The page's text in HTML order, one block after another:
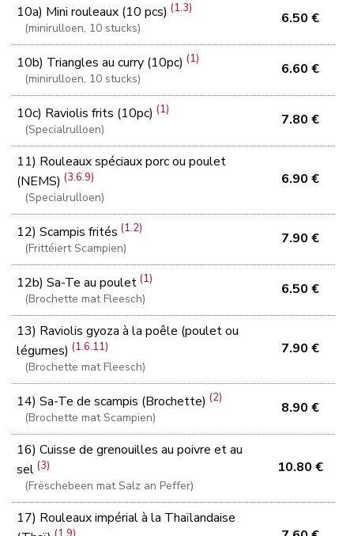
10a) Mini rouleaux (10 pcs)(1.3)
(minirulloen, 10 stucks)
6.50 €
10b) Triangles au curry (10pc)(1)
(minirulloen, 10 stucks)
6.60 €
10c) Raviolis frits (10pc)(1)
(Specialrulloen)
7.80 €
11) Rouleaux spéciaux porc ou poulet
(NEMS)(3.6.9)
(Specialrulloen)
6.90 €
12) Scampis frités(1.2)
(Frittéiert Scampien)
7.90 €
12b) Sa-Te au poulet(1)
(Brochette mat Fleesch)
6.50 €
13) Raviolis gyoza à la poêle (poulet ou
légumes)(1.6.11)
(Brochette mat Fleesch)
7.90 €
14) Sa-Te de scampis (Brochette)(2)
(Brochette mat Scampien)
8.90 €
16) Cuisse de grenouilles au poivre et au
sel(3)
(Frëschebeen mat Salz an Peffer)
10.80 €
17) Rouleaux impérial à la Thaïlandaise